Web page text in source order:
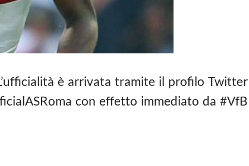
è arrivata tramite il profilo Twitter
con effetto immediato da #VfB